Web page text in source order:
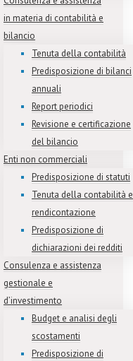
in materia di contabilità e
bilancio
Tenuta della contabilità
Predisposizione di bilanci
annuali
Report periodici
Revisione e certificazione
del bilancio
Enti non commerciali
Predisposizione di statuti
Tenuta della contabilità e
rendicontazione
Predisposizione di
dichiarazioni dei redditi
Consulenza e assistenza
gestionale e
d’investimento
Budget e analisi degli
scostamenti
Predisposizione di